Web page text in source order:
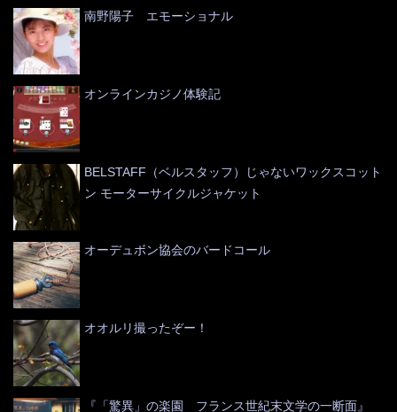
南野陽子 エモーショナル
オンラインカジノ体験記
BELSTAFF（ベルスタッフ）じゃないワックスコット
ン モーターサイクルジャケット
オーデュボン協会のバードコール
オオルリ撮ったぞー！
『「驚異」の楽園 フランス世紀末文学の一断面』